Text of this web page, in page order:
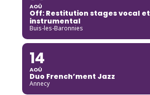
AOÛ
Off: Restitution stages vocal et
instrumental
Buis-les-Baronnies
14
AOÛ
Duo French’ment Jazz
Annecy